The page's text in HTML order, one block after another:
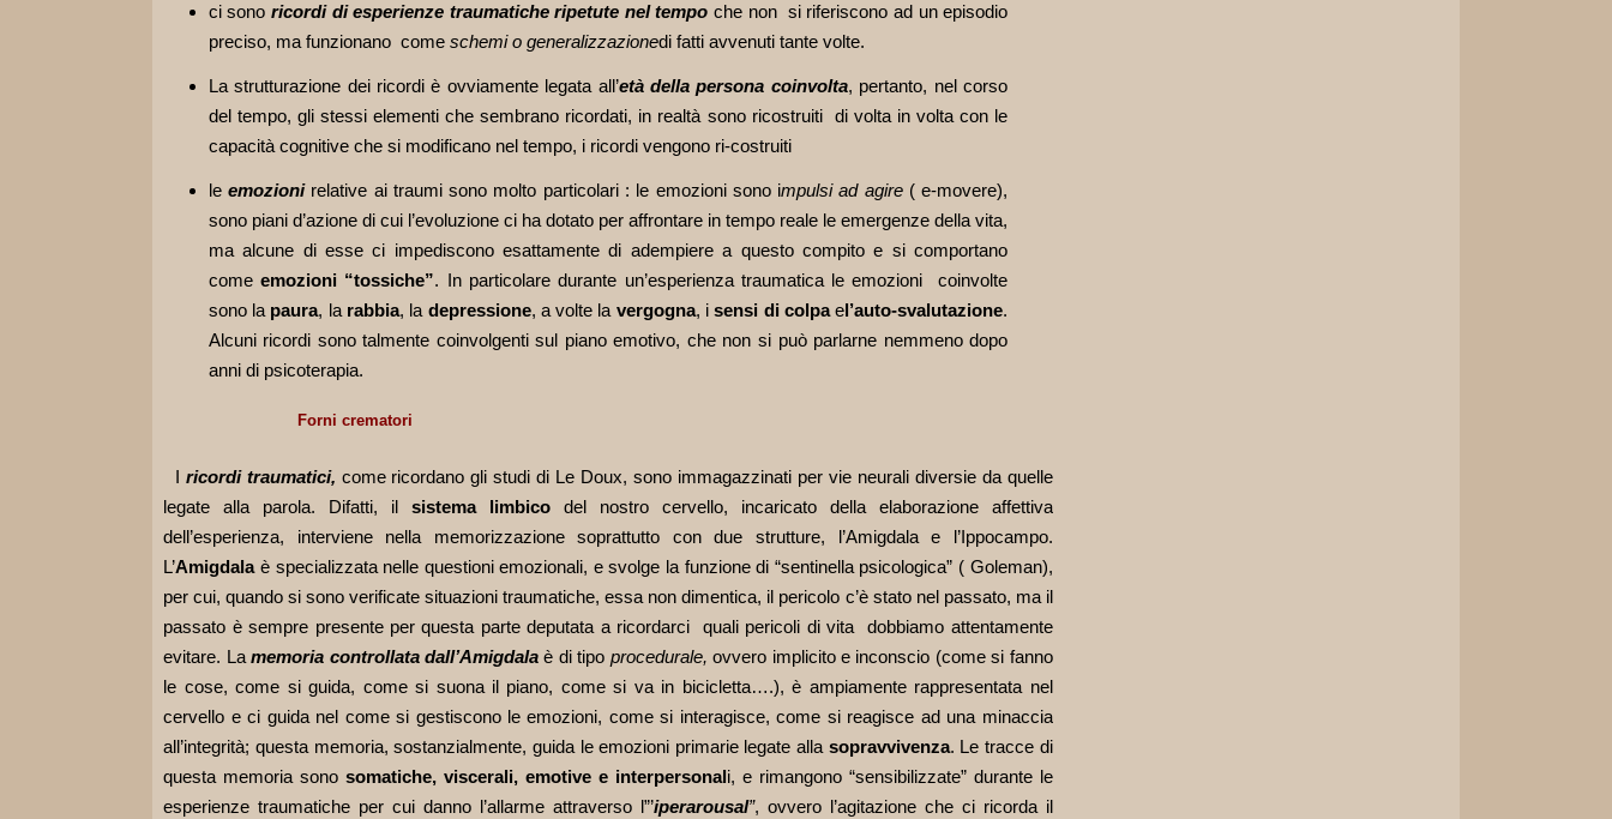
ci sono ricordi di esperienze traumatiche ripetute nel tempo che non si riferiscono ad un episodio
preciso, ma funzionano come schemi o generalizzazionedi fatti avvenuti tante volte.
La strutturazione dei ricordi è ovviamente legata all’età della persona coinvolta, pertanto, nel corso
del tempo, gli stessi elementi che sembrano ricordati, in realtà sono ricostruiti di volta in volta con le
capacità cognitive che si modificano nel tempo, i ricordi vengono ri-costruiti
le emozioni relative ai traumi sono molto particolari : le emozioni sono impulsi ad agire ( e-movere),
sono piani d’azione di cui l’evoluzione ci ha dotato per affrontare in tempo reale le emergenze della vita,
ma alcune di esse ci impediscono esattamente di adempiere a questo compito e si comportano
come emozioni “tossiche”. In particolare durante un’esperienza traumatica le emozioni coinvolte
sono la paura, la rabbia, la depressione, a volte la vergogna, i sensi di colpa el’auto-svalutazione.
Alcuni ricordi sono talmente coinvolgenti sul piano emotivo, che non si può parlarne nemmeno dopo
anni di psicoterapia.
Forni crematori
I ricordi traumatici, come ricordano gli studi di Le Doux, sono immagazzinati per vie neurali diversie da quelle
legate alla parola. Difatti, il
sistema limbico
del nostro cervello, incaricato della elaborazione affettiva
dell’esperienza, interviene nella memorizzazione soprattutto con due strutture, l’Amigdala e l’Ippocampo.
L’Amigdala è specializzata nelle questioni emozionali, e svolge la funzione di “sentinella psicologica” ( Goleman),
per cui, quando si sono verificate situazioni traumatiche, essa non dimentica, il pericolo c’è stato nel passato, ma il
passato è sempre presente per questa parte deputata a ricordarci quali pericoli di vita dobbiamo attentamente
evitare. La memoria controllata dall’Amigdala è di tipo procedurale, ovvero implicito e inconscio (come si fanno
le cose, come si guida, come si suona il piano, come si va in bicicletta….), è ampiamente rappresentata nel
cervello e ci guida nel come si gestiscono le emozioni, come si interagisce, come si reagisce ad una minaccia
all’integrità; questa memoria, sostanzialmente, guida le emozioni primarie legate alla sopravvivenza. Le tracce di
questa memoria sono somatiche, viscerali, emotive e interpersonali, e rimangono “sensibilizzate” durante le
esperienze traumatiche per cui danno l’allarme attraverso l”’iperarousal”, ovvero l’agitazione che ci ricorda il